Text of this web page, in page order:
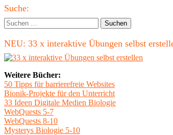
Haupt-
Seitenleiste
Suche:
Suchen
nach:
NEU: 33 x interaktive Übungen selbst
Weitere Bücher:
50 Tipps für barrierefreie Websites
Bionik-Projekte für den Unterricht
33 Ideen Digitale Medien Biologie
WebQuests 5-7
WebQuests 8-10
Mysterys Biologie 5-10